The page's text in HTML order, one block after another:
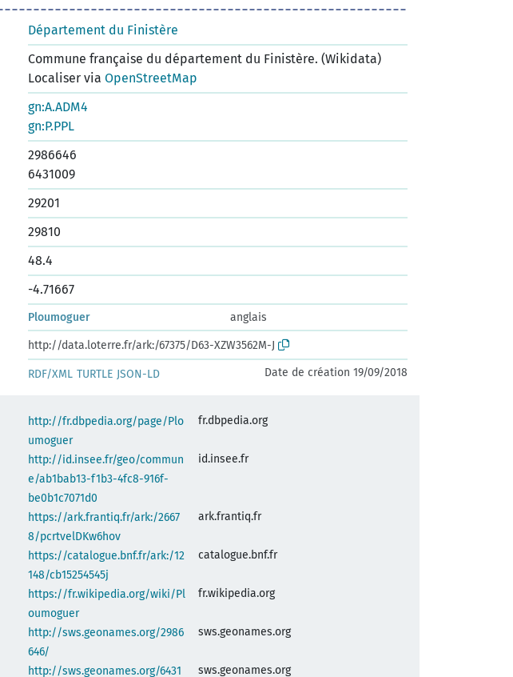
Département du Finistère
Commune française du département du Finistère. (Wikidata)
Localiser via OpenStreetMap
gn:A.ADM4
gn:P.PPL
2986646
6431009
29201
29810
48.4
-4.71667
Ploumoguer
anglais
http://data.loterre.fr/ark:/67375/D63-XZW3562M-J
RDF/XML TURTLE JSON-LD Date de création 19/09/2018
http://fr.dbpedia.org/page/Plo
umoguer
fr.dbpedia.org
http://id.insee.fr/geo/commun
e/ab1bab13-f1b3-4fc8-916f-
be0b1c7071d0
id.insee.fr
https://ark.frantiq.fr/ark:/2667
8/pcrtvelDKw6hov
ark.frantiq.fr
https://catalogue.bnf.fr/ark:/12
148/cb15254545j
catalogue.bnf.fr
https://fr.wikipedia.org/wiki/Pl
oumoguer
fr.wikipedia.org
http://sws.geonames.org/2986
646/
sws.geonames.org
http://sws.geonames.org/6431 sws.geonames.org